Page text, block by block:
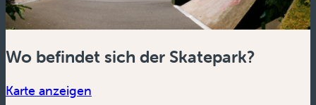
Wo befindet sich der Skatepark?
Karte anzeigen